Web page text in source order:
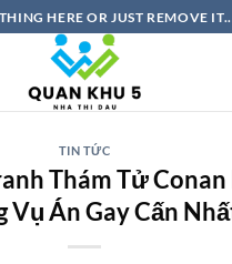
HERE OR JUST REMOVE
TIN TỨC
Thám Tử Conan
Vụ Án Gay Cấn